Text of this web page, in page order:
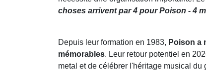
choses arrivent par 4 pour Poison - 4
Depuis leur formation en 1983, Poison a
mémorables. Leur retour potentiel en
metal et de célébrer l'héritage musical du